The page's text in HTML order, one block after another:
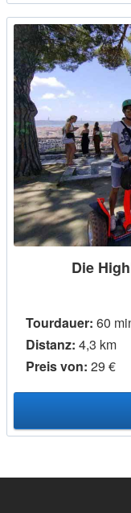
Die
Tourdauer: 60
Distanz: 4,3 km
Preis von: 29 €